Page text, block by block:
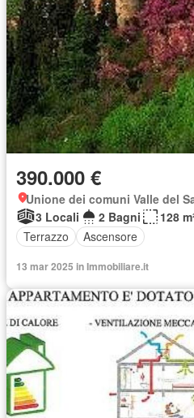
390.000 €
Unione dei comuni Valle del
3 Locali
2 Bagni
128
Terrazzo
Ascensore
13 mar 2025 in Immobiliare.it